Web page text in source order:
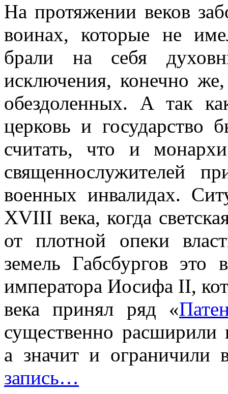
На протяжении веков
воинах, которые не
брали на себя
исключения, конечно
обездоленных. А так
церковь и
считать, что и
священнослужителей
военных инвалидах.
XVIII века, когда
от плотной опеки
земель Габсбургов это
императора Иосифа II,
века принял ряд «
существенно расширили
а значит и ограничили
запись…